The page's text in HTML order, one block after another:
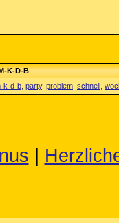
K-D-B
k-d-b party, problem schnell